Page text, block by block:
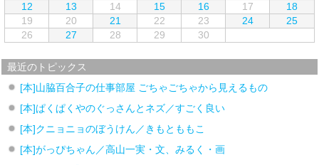
12
13 14 15 16 17
18
19
20 21 22 23 24
25
26
27 28 29 30
最近のトピックス
[本]山脇百合子の仕事部屋 ごちゃごちゃから見えるもの
[本]ぱくぱくやのぐっさんとネズ／すごく良い
[本]クニョニョのぼうけん／きもとももこ
[本]がっぴちゃん／高山一実・文、みるく・画